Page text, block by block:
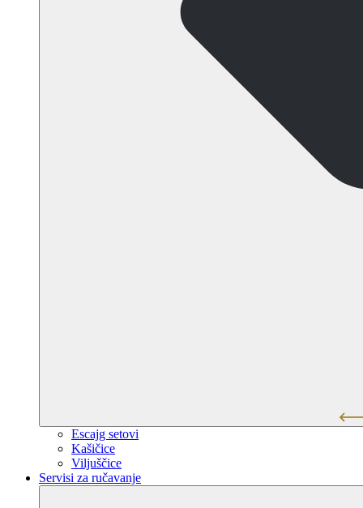
Escajg setovi
Kašičice
Viljuščice
Servisi za ručavanje